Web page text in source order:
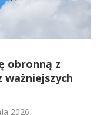
obronną z
ważniejszych
2026